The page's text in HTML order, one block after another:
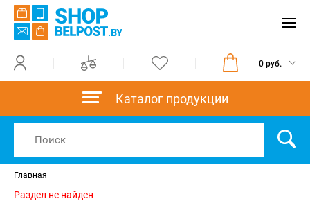
0 руб.
Каталог продукции
Главная
Раздел не найден